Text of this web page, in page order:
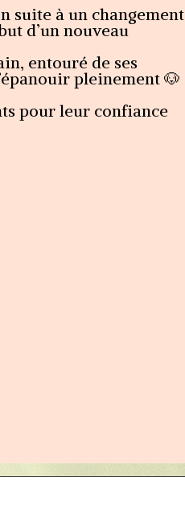
suite à un changement
d’un nouveau
entouré de ses
pleinement 🐶
pour leur confiance